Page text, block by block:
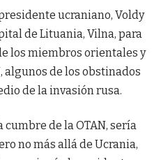
ucraniano, Voldy
de Lituania, Vilna, para
los miembros orientales y
algunos de los obstinados
de la invasión rusa.
cumbre de la OTAN, sería
no más allá de Ucrania,